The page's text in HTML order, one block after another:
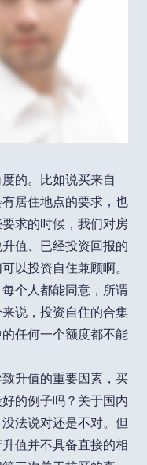
的。比如说买来自
居住地点的要求，也
求的时候，我们对房
值、已经投资回报的
以投资自住兼顾啊。
个人都能同意，所谓
说，投资自住的合集
任何一个额度都不能
升值的重要因素，买
的例子吗？关于国内
法说对还是不对。但
值并不具备直接的相